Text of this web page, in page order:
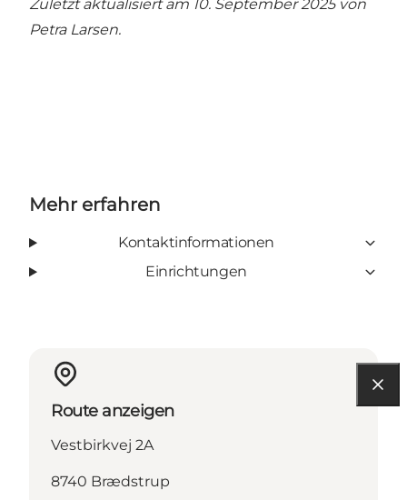
Zuletzt aktualisiert am 10. September 2025 von
Petra Larsen.
Mehr erfahren
Kontaktinformationen
Einrichtungen
Route anzeigen
Vestbirkvej 2A
8740 Brædstrup